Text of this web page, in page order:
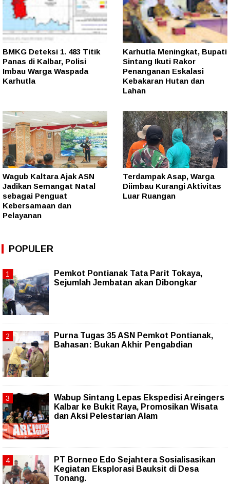
BMKG Deteksi 1. 483 Titik
Panas di Kalbar, Polisi
Imbau Warga Waspada
Karhutla
Karhutla Meningkat, Bupati
Sintang Ikuti Rakor
Penanganan Eskalasi
Kebakaran Hutan dan
Lahan
Wagub Kaltara Ajak ASN
Jadikan Semangat Natal
sebagai Penguat
Kebersamaan dan
Pelayanan
Terdampak Asap, Warga
Diimbau Kurangi Aktivitas
Luar Ruangan
POPULER
Pemkot Pontianak Tata Parit Tokaya,
Sejumlah Jembatan akan Dibongkar
Purna Tugas 35 ASN Pemkot Pontianak,
Bahasan: Bukan Akhir Pengabdian
Wabup Sintang Lepas Ekspedisi Areingers
Kalbar ke Bukit Raya, Promosikan Wisata
dan Aksi Pelestarian Alam
PT Borneo Edo Sejahtera Sosialisasikan
Kegiatan Eksplorasi Bauksit di Desa
Tonang.